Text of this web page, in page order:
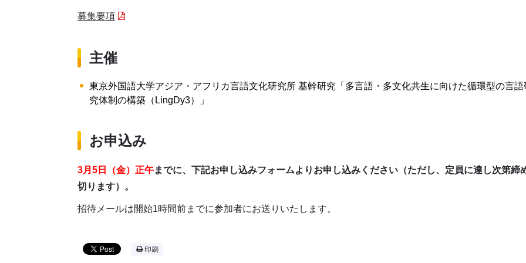
募集要項
主催
東京外国語大学アジア・アフリカ言語文化研究所 基幹研究「多言語・多文化共生に向けた循環型の言語
究体制の構築（LingDy3）」
お申込み
3月5日（金）正午までに、下記お申し込みフォームよりお申し込みください（ただし、定員に達し次第締
切ります）。
招待メールは開始1時間前までに参加者にお送りいたします。
印刷